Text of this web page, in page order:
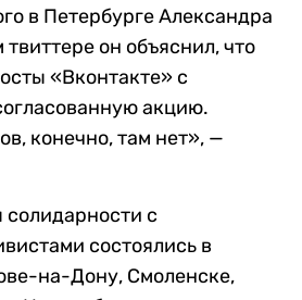
в Петербурге Александра
он объяснил, что
«Вконтакте» с
акцию.
конечно, там нет», —
солидарности с
состоялись в
на-Дону, Смоленске,